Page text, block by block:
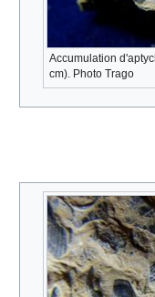
Accumulation
cm). Photo Trago